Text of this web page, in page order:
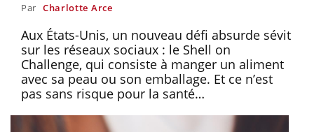
Par Charlotte Arce
Aux États-Unis, un nouveau défi absurde sévit
sur les réseaux sociaux : le Shell on
Challenge, qui consiste à manger un aliment
avec sa peau ou son emballage. Et ce n’est
pas sans risque pour la santé…